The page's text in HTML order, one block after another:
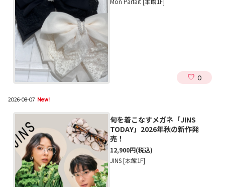
0
2026-08-07 New!
旬を着こなすメガネ「JINS
TODAY」2026年秋の新作発
売！
12,900円(税込)
JINS [本館1F]